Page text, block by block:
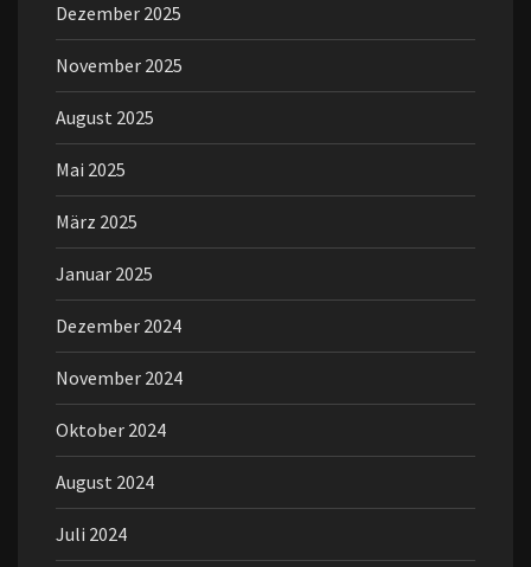
Dezember 2025
November 2025
August 2025
Mai 2025
März 2025
Januar 2025
Dezember 2024
November 2024
Oktober 2024
August 2024
Juli 2024